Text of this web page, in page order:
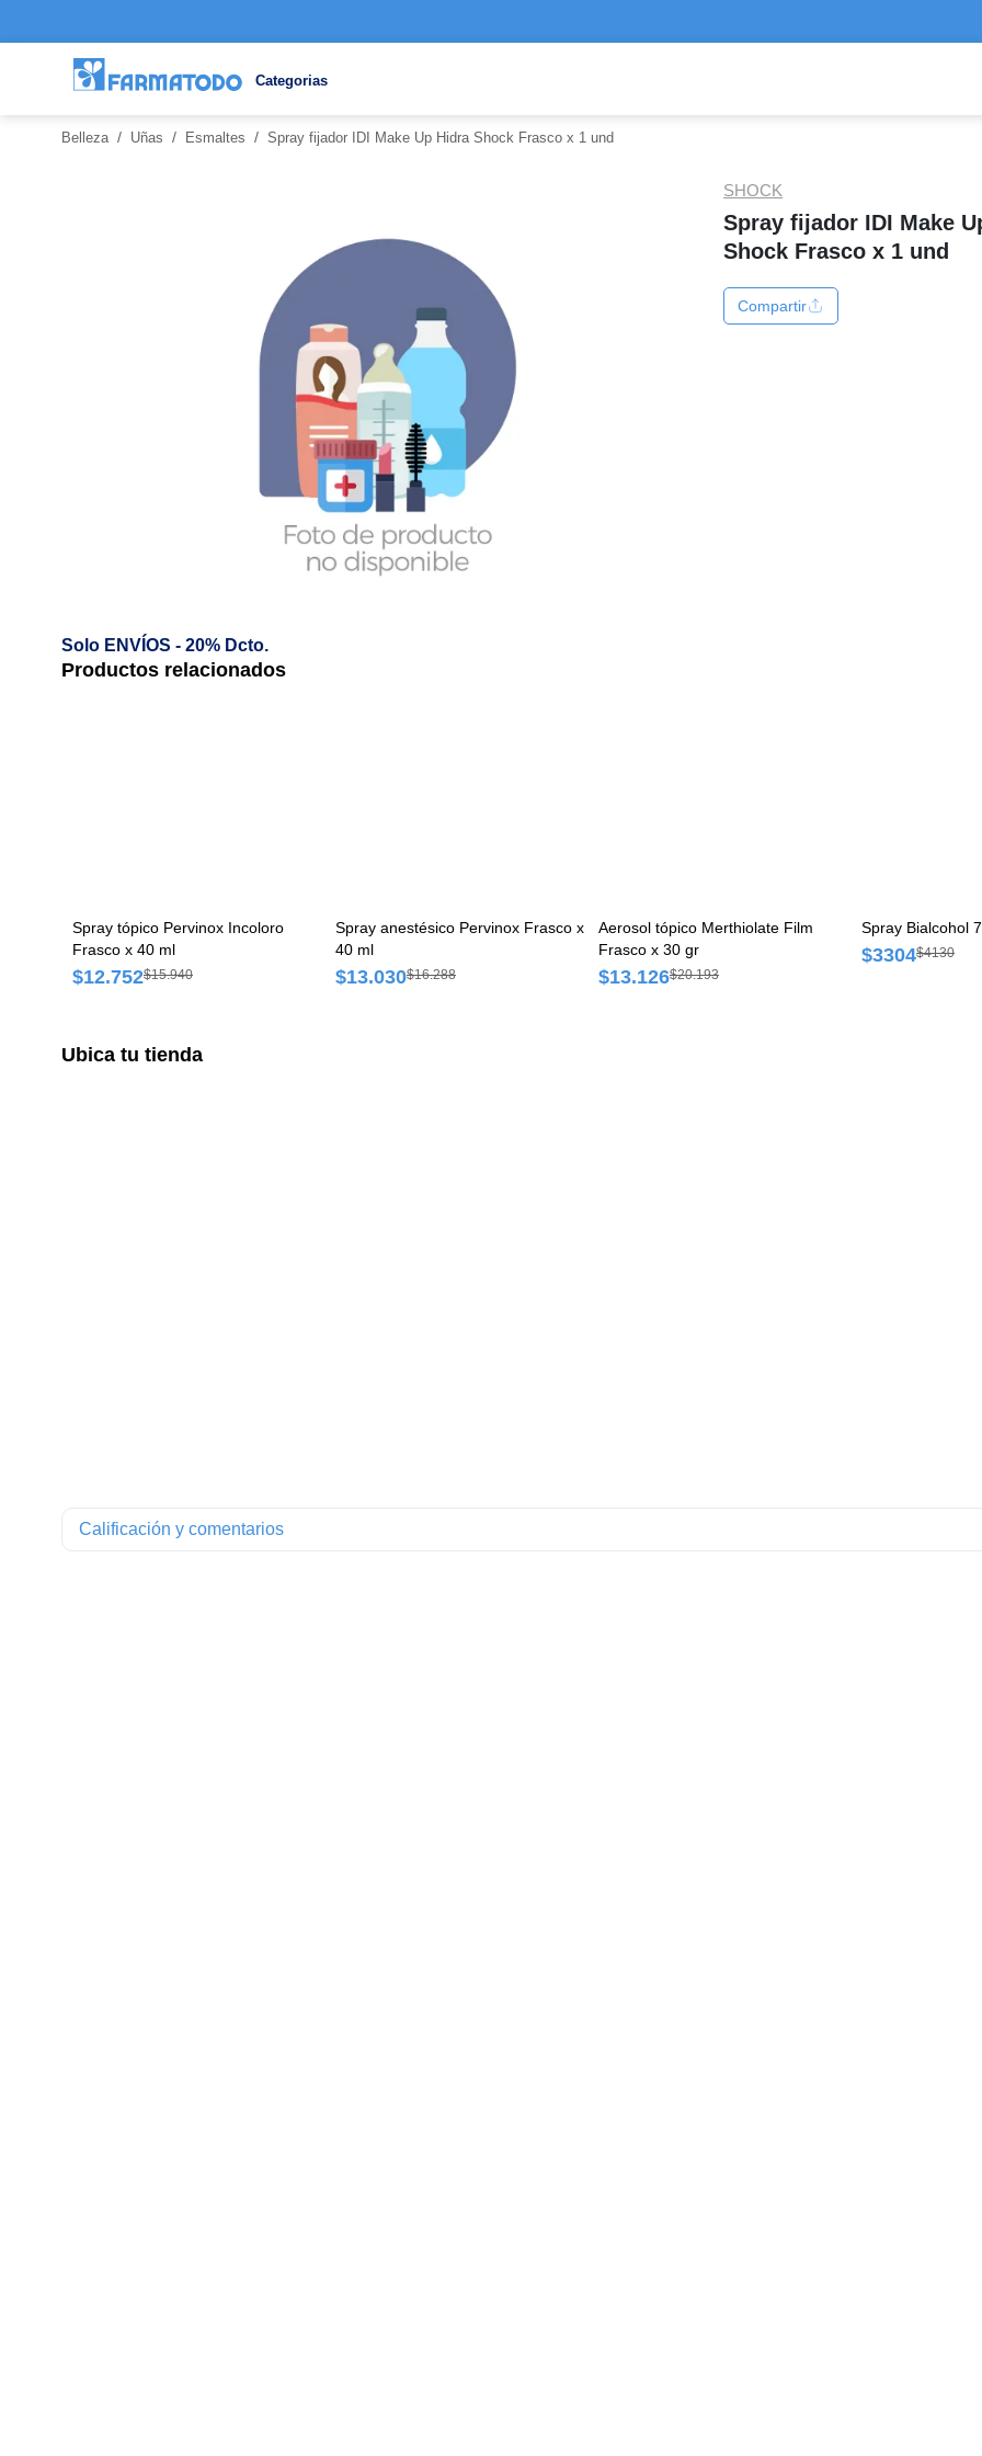
Categorias
Belleza / Uñas / Esmaltes / Spray fijador IDI Make Up Hidra Shock Frasco x 1 und
Solo ENVÍOS - 20% Dcto.
SHOCK
Spray fijador IDI Make
Shock Frasco x 1 und
Compartir
Productos relacionados
Spray tópico Pervinox Incoloro
Frasco x 40 ml
$12.752$15.940
Spray anestésico Pervinox Frasco x
40 ml
$13.030$16.288
Aerosol tópico Merthiolate Film
Frasco x 30 gr
$13.126$20.193
Spray Bialcohol
$3304$4130
Ubica tu tienda
Calificación y comentarios